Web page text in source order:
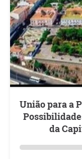
União para a Praia: Explorando Novas
da